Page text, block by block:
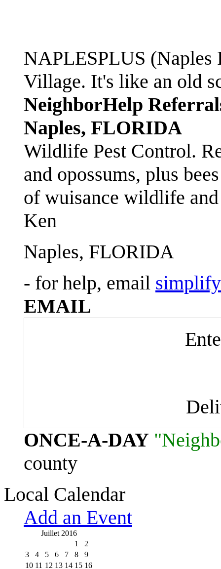
NAPLESPLUS
Village. It's like an old
NeighborHelp
Naples, FLORIDA
Wildlife Pest Control.
and opossums, plus
of wuisance wildlife
Ken
Naples, FLORIDA
- for help, email
EMAIL
ONCE-A-DAY
county
Local Calendar
Add an Event
Juillet 2016
1
2
3
4 5 6 7 8
9
10 11 12 13 14 15 16